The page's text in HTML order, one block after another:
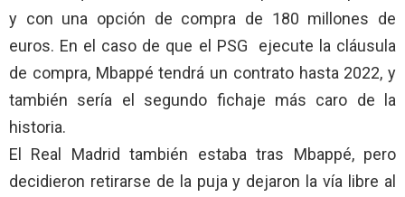
y con una opción de compra de 180 millones de
euros. En el caso de que el PSG ejecute la cláusula
de compra, Mbappé tendrá un contrato hasta 2022, y
también sería el segundo fichaje más caro de la
historia.
El Real Madrid también estaba tras Mbappé, pero
decidieron retirarse de la puja y dejaron la vía libre al